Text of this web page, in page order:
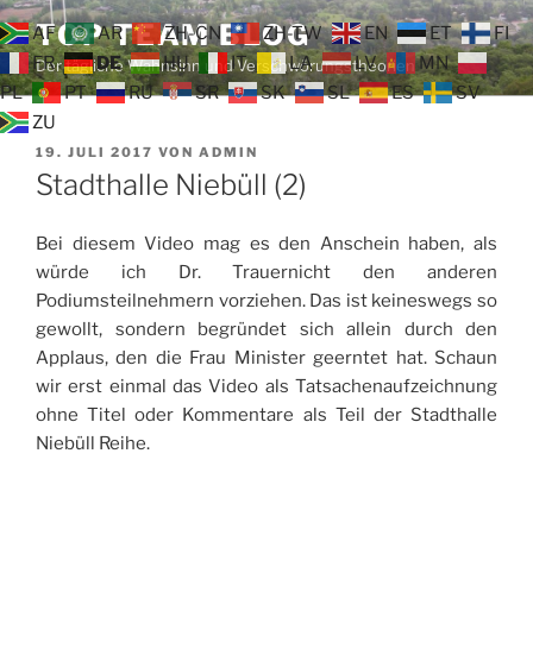
Zum
Inhalt
springen
TOP TEAM BLOG
Der tägliche Wahnsinn und Verschwörungstheorien
VERÖFFENTLICHT
AM
19. JULI 2017 VON ADMIN
Stadthalle Niebüll (2)
Bei diesem Video mag es den Anschein haben, als
würde ich Dr. Trauernicht den anderen
Podiumsteilnehmern vorziehen. Das ist keineswegs so
gewollt, sondern begründet sich allein durch den
Applaus, den die Frau Minister geerntet hat. Schaun
wir erst einmal das Video als Tatsachenaufzeichnung
ohne Titel oder Kommentare als Teil der Stadthalle
Niebüll Reihe.
AF AR ZH-CN ZH-TW EN ET
FI
FR
DE HU IT LA LV
MN
PL
PT RU SR SK SL ES
SV
ZU